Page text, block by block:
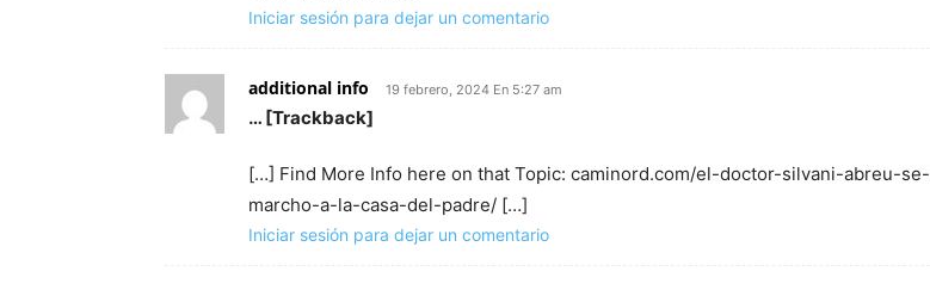
Iniciar sesión para dejar un comentario
additional info 19 febrero, 2024 En 5:27 am
… [Trackback]
[…] Find More Info here on that Topic: caminord.com/el-doctor-silvani-abreu-se-
marcho-a-la-casa-del-padre/ […]
Iniciar sesión para dejar un comentario